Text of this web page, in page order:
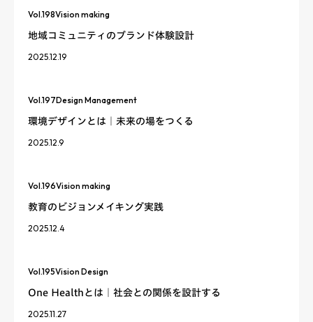
Vol.198Vision making
地域コミュニティのブランド体験設計
2025.12.19
Vol.197Design Management
環境デザインとは｜未来の場をつくる
2025.12.9
Vol.196Vision making
教育のビジョンメイキング実践
2025.12.4
Vol.195Vision Design
One Healthとは｜社会との関係を設計する
2025.11.27